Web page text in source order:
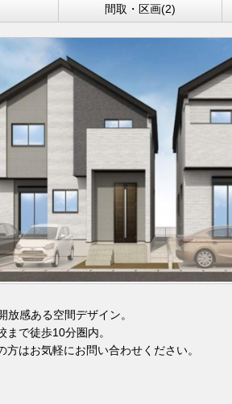
間取・区画(2)
感ある空間デザイン。
で徒歩10分圏内。
はお気軽にお問い合わせください。